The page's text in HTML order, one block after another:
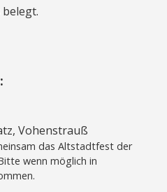
Vohenstrauß
das Altstadtfest der
wenn möglich in